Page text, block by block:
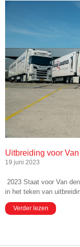
Uitbreiding voor
19 juni 2023
2023 Staat voor Van
in het teken van
Verder lezen